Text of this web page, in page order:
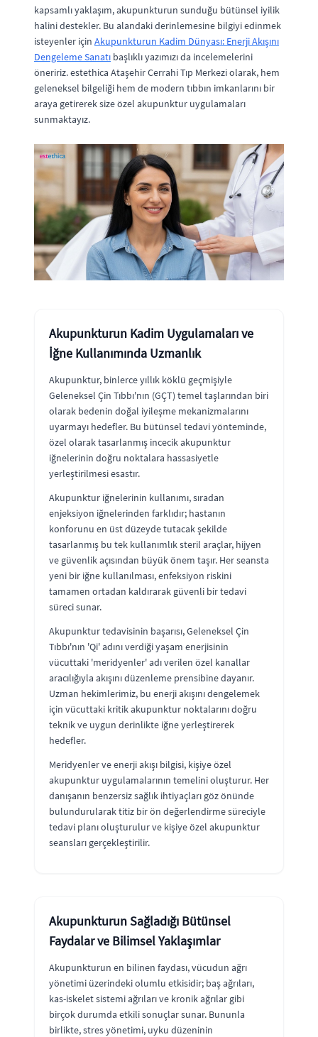
kapsamlı yaklaşım, akupunkturun sunduğu bütünsel iyilik
halini destekler. Bu alandaki derinlemesine bilgiyi edinmek
isteyenler için Akupunkturun Kadim Dünyası: Enerji Akışını
Dengeleme Sanatı başlıklı yazımızı da incelemelerini
öneririz. estethica Ataşehir Cerrahi Tıp Merkezi olarak, hem
geleneksel bilgeliği hem de modern tıbbın imkanlarını bir
araya getirerek size özel akupunktur uygulamaları
sunmaktayız.
Akupunkturun Kadim Uygulamaları ve
İğne Kullanımında Uzmanlık
Akupunktur, binlerce yıllık köklü geçmişiyle
Geleneksel Çin Tıbbı'nın (GÇT) temel taşlarından biri
olarak bedenin doğal iyileşme mekanizmalarını
uyarmayı hedefler. Bu bütünsel tedavi yönteminde,
özel olarak tasarlanmış incecik akupunktur
iğnelerinin doğru noktalara hassasiyetle
yerleştirilmesi esastır.
Akupunktur iğnelerinin kullanımı, sıradan
enjeksiyon iğnelerinden farklıdır; hastanın
konforunu en üst düzeyde tutacak şekilde
tasarlanmış bu tek kullanımlık steril araçlar, hijyen
ve güvenlik açısından büyük önem taşır. Her seansta
yeni bir iğne kullanılması, enfeksiyon riskini
tamamen ortadan kaldırarak güvenli bir tedavi
süreci sunar.
Akupunktur tedavisinin başarısı, Geleneksel Çin
Tıbbı'nın 'Qi' adını verdiği yaşam enerjisinin
vücuttaki 'meridyenler' adı verilen özel kanallar
aracılığıyla akışını düzenleme prensibine dayanır.
Uzman hekimlerimiz, bu enerji akışını dengelemek
için vücuttaki kritik akupunktur noktalarını doğru
teknik ve uygun derinlikte iğne yerleştirerek
hedefler.
Meridyenler ve enerji akışı bilgisi, kişiye özel
akupunktur uygulamalarının temelini oluşturur. Her
danışanın benzersiz sağlık ihtiyaçları göz önünde
bulundurularak titiz bir ön değerlendirme süreciyle
tedavi planı oluşturulur ve kişiye özel akupunktur
seansları gerçekleştirilir.
Akupunkturun Sağladığı Bütünsel
Faydalar ve Bilimsel Yaklaşımlar
Akupunkturun en bilinen faydası, vücudun ağrı
yönetimi üzerindeki olumlu etkisidir; baş ağrıları,
kas-iskelet sistemi ağrıları ve kronik ağrılar gibi
birçok durumda etkili sonuçlar sunar. Bununla
birlikte, stres yönetimi, uyku düzeninin